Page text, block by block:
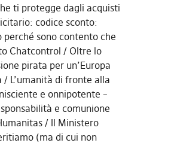
ti protegge dagli acquisti
codice sconto:
perché sono contento che
Chatcontrol
Oltre lo
pirata per un’Europa
L’umanità di fronte alla
e onnipotente –
e comunione
Il Ministero
(ma di cui non